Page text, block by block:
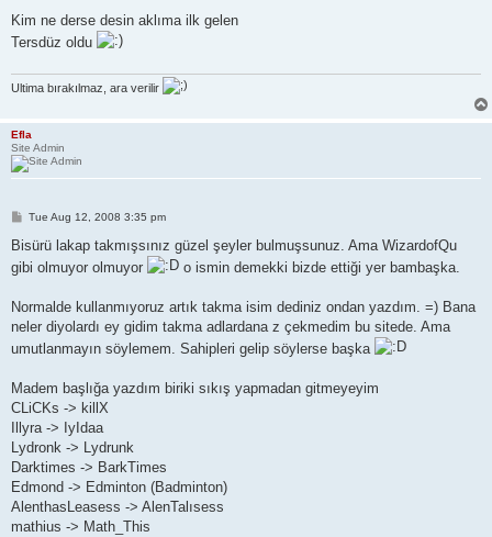
s
Kim ne derse desin aklıma ilk gelen
Tersdüz oldu
Ultima bırakılmaz, ara verilir
Efla
Site Admin
P
s
Tue Aug 12, 2008 3:35 pm
Bisürü lakap takmışsınız güzel şeyler bulmuşsunuz. Ama WizardofQu
gibi olmuyor olmuyor
o ismin demekki bizde ettiği yer bambaşka.
Normalde kullanmıyoruz artık takma isim dediniz ondan yazdım. =) Bana
neler diyolardı ey gidim takma adlardana z çekmedim bu sitede. Ama
umutlanmayın söylemem. Sahipleri gelip söylerse başka
Madem başlığa yazdım biriki sıkış yapmadan gitmeyeyim
CLiCKs -> killX
Illyra -> IyIdaa
Lydronk -> Lydrunk
Darktimes -> BarkTimes
Edmond -> Edminton (Badminton)
AlenthasLeasess -> AlenTalısess
mathius -> Math_This